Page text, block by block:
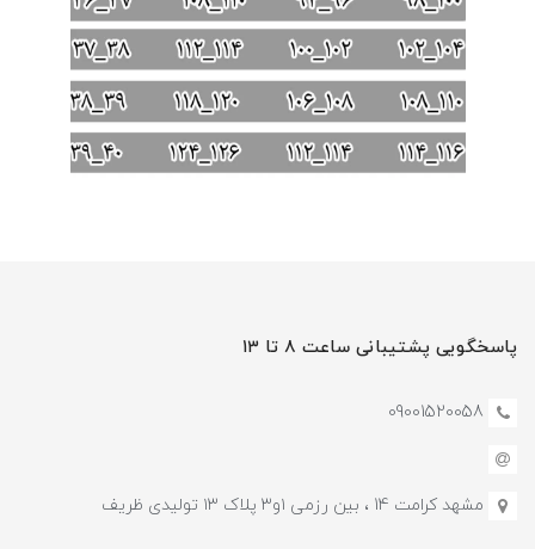
پاسخگویی پشتیبانی ساعت ۸ تا ۱۳
09001520058
مشهد کرامت 14 ، بین رزمی ۱و۳ پلاک ۱۳ تولیدی ظریف